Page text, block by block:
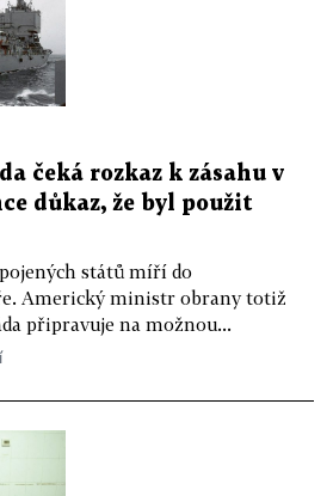
čeká rozkaz k zásahu v
důkaz, že byl použit
států míří do
Americký ministr obrany totiž
připravuje na možnou...